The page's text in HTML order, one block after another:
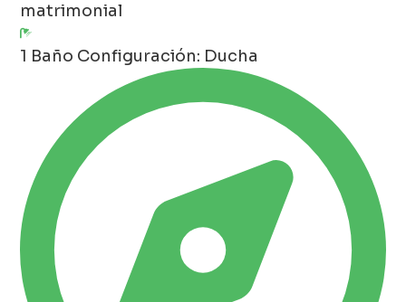
matrimonial
1 Baño Configuración: Ducha